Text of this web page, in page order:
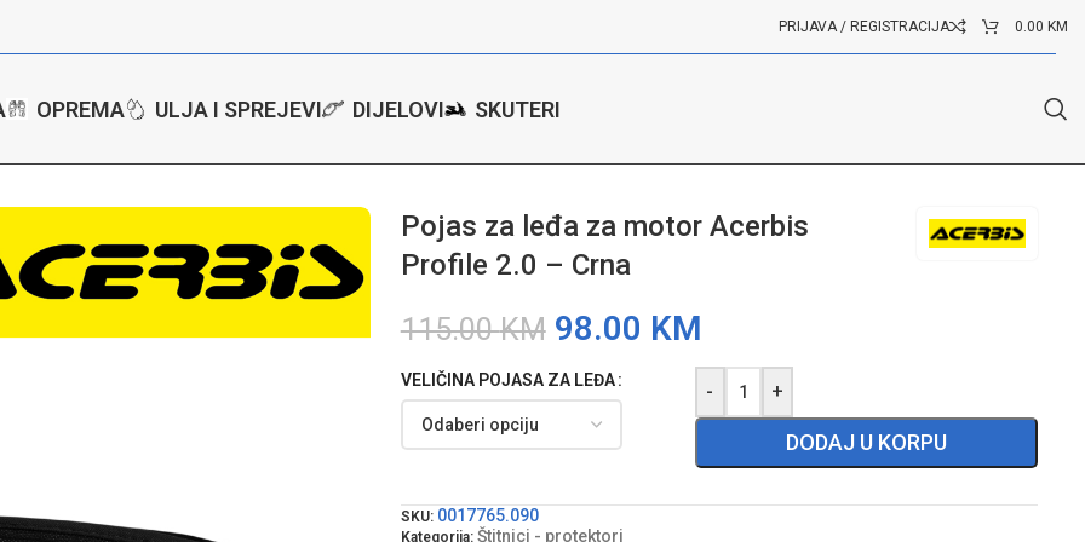
PRIJAVA / REGISTRACIJA 0.00 KM
OPREMA ULJA I SPREJEVI DIJELOVI SKUTERI
Pojas za leđa za motor Acerbis
Profile 2.0 – Crna
115.00KM 98.00 KM
VELIČINA POJASA ZA LEĐA - +
DODAJ U KORPU
SKU: 0017765.090
Kategorija: Štitnici - protektori